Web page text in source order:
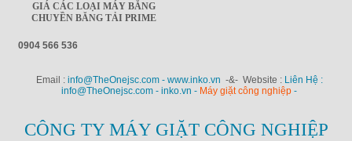
GIÁ CÁC LOẠI MÁY BĂNG
CHUYỀN BĂNG TẢI PRIME
0904 566 536
Email : info@TheOnejsc.com - www.inko.vn -&- Website : Liên Hệ :
info@TheOnejsc.com - inko.vn - Máy giặt công nghiệp -
CÔNG TY MÁY GIẶT CÔNG NGHIỆP